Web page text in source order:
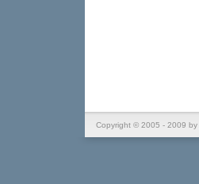
Copyright © 2005 - 2009 by